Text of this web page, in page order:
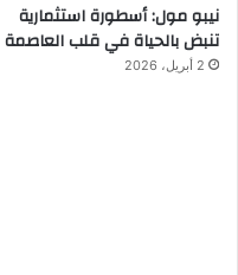
نيبو مول: أسطورة استثمارية
تنبض بالحياة في قلب العاصمة
2 أبريل، 2026